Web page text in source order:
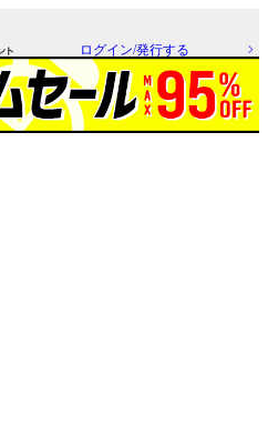
ログイン/発行する